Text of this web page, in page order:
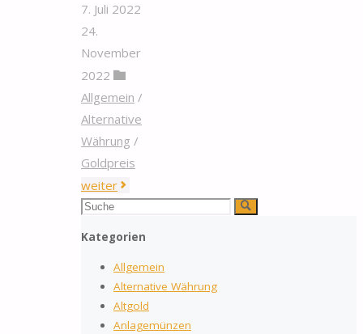
7. Juli 2022
24.
November
2022
Allgemein /
Alternative
Währung /
Goldpreis
weiter"Dollar
auf
Sechsmonatstief
fällt"
Suchen
Suche
Kategorien
Allgemein
Alternative Währung
Altgold
Anlagemünzen